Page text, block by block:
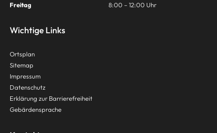
Freitag
8:00 – 12:00 Uhr
Wichtige Links
Ortsplan
Sitemap
Impressum
Datenschutz
Erklärung zur Barrierefreiheit
Gebärdensprache